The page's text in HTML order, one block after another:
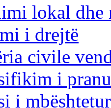
lokal dhe
i drejtë
civile
i
i